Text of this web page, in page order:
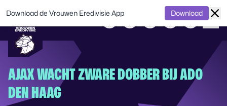
AJAX WACHT ZWARE DOBBER BIJ ADO
DEN HAAG
Download de Vrouwen Eredivisie App Download